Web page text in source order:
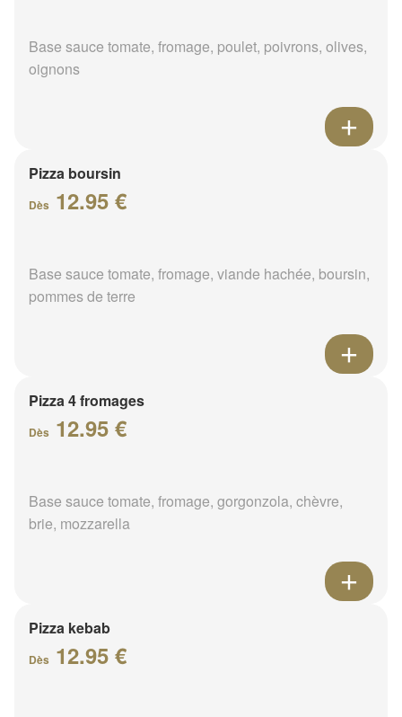
Base sauce tomate, fromage, poulet, poivrons, olives,
oignons
Pizza boursin
Dès 12.95 €
Base sauce tomate, fromage, viande hachée, boursin,
pommes de terre
Pizza 4 fromages
Dès 12.95 €
Base sauce tomate, fromage, gorgonzola, chèvre,
brie, mozzarella
Pizza kebab
Dès 12.95 €